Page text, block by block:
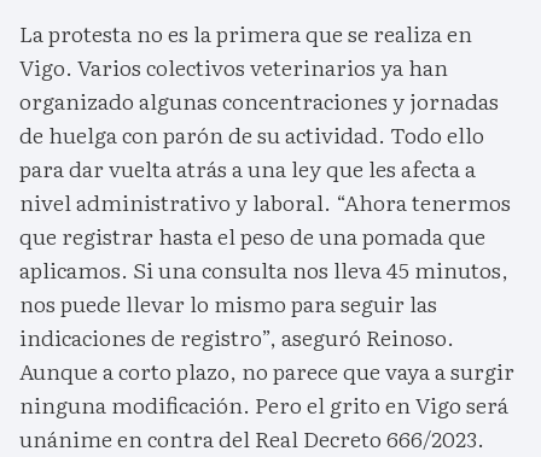
La protesta no es la primera que se realiza en
Vigo. Varios colectivos veterinarios ya han
organizado algunas concentraciones y jornadas
de huelga con parón de su actividad. Todo ello
para dar vuelta atrás a una ley que les afecta a
nivel administrativo y laboral. “Ahora tenermos
que registrar hasta el peso de una pomada que
aplicamos. Si una consulta nos lleva 45 minutos,
nos puede llevar lo mismo para seguir las
indicaciones de registro”, aseguró Reinoso.
Aunque a corto plazo, no parece que vaya a surgir
ninguna modificación. Pero el grito en Vigo será
unánime en contra del Real Decreto 666/2023.